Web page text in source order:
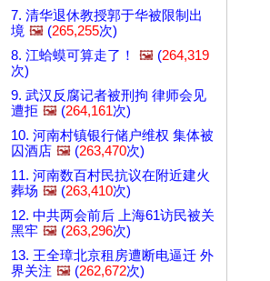
7. 清华退休教授郭于华被限制出
境 🖼️ (265,255次)
8. 江蛤蟆可算走了！
🖼️ (264,319
次)
9. 武汉反腐记者被刑拘 律师会见
遭拒 🖼️ (264,161次)
10. 河南村镇银行储户维权 集体被
囚酒店 🖼️ (263,470次)
11. 河南数百村民抗议在附近建火
葬场 🖼️ (263,410次)
12. 中共两会前后 上海61访民被关
黑牢 🖼️ (263,296次)
13. 王全璋北京租房遭断电逼迁 外
界关注 🖼️ (262,672次)